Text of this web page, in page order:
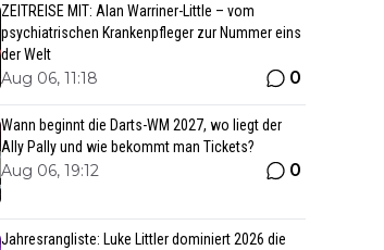
ZEITREISE MIT: Alan Warriner-Little – vom
psychiatrischen Krankenpfleger zur Nummer eins
der Welt
Aug 06, 11:18 0
Wann beginnt die Darts-WM 2027, wo liegt der
Ally Pally und wie bekommt man Tickets?
Aug 06, 19:12 0
Jahresrangliste: Luke Littler dominiert 2026 die